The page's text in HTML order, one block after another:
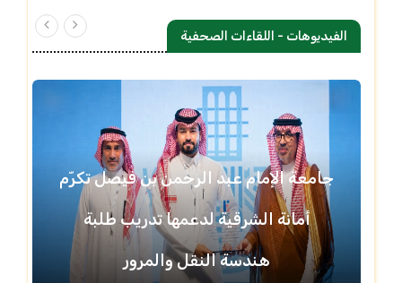
الفيديوهات - اللقاءات الصحفية
جامعة الإمام عبد الرحمن بن فيصل تكرّم
أمانة الشرقية لدعمها تدريب طلبة
هندسة النقل والمرور